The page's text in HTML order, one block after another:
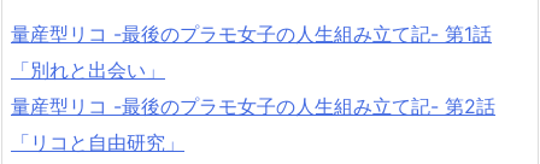
量産型リコ -最後のプラモ女子の人生組み立て記- 第1話
「別れと出会い」
量産型リコ -最後のプラモ女子の人生組み立て記- 第2話
「リコと自由研究」